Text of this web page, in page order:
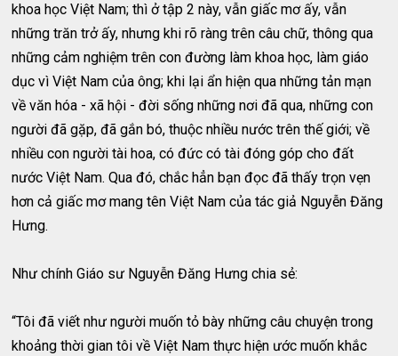
khoa học Việt Nam; thì ở tập 2 này, vẫn giấc mơ ấy, vẫn
những trăn trở ấy, nhưng khi rõ ràng trên câu chữ, thông qua
những cảm nghiệm trên con đường làm khoa học, làm giáo
dục vì Việt Nam của ông; khi lại ẩn hiện qua những tản mạn
về văn hóa - xã hội - đời sống những nơi đã qua, những con
người đã gặp, đã gắn bó, thuộc nhiều nước trên thế giới; về
nhiều con người tài hoa, có đức có tài đóng góp cho đất
nước Việt Nam. Qua đó, chắc hẳn bạn đọc đã thấy trọn vẹn
hơn cả giấc mơ mang tên Việt Nam của tác giả Nguyễn Đăng
Hưng.
Như chính Giáo sư Nguyễn Đăng Hưng chia sẻ:
“Tôi đã viết như người muốn tỏ bày những câu chuyện trong
khoảng thời gian tôi về Việt Nam thực hiện ước muốn khắc